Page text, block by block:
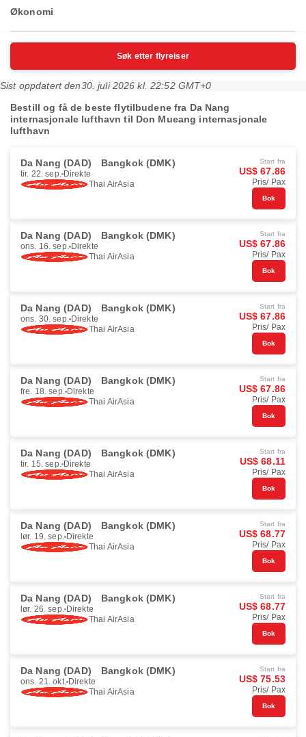
Økonomi
Søk etter flyreiser
Sist oppdatert den30. juli 2026 kl. 22:52 GMT+0
Bestill og få de beste flytilbudene fra Da Nang
internasjonale lufthavn til Don Mueang internasjonale
lufthavn
Da Nang (DAD) Bangkok (DMK)
tir. 22. sep. Direkte
Thai AirAsia
Start fra
US$ 67.86
Pris/ Pax
Bok
Da Nang (DAD) Bangkok (DMK)
ons. 16. sep. Direkte
Thai AirAsia
Start fra
US$ 67.86
Pris/ Pax
Bok
Da Nang (DAD) Bangkok (DMK)
ons. 30. sep. Direkte
Thai AirAsia
Start fra
US$ 67.86
Pris/ Pax
Bok
Da Nang (DAD) Bangkok (DMK)
fre. 18. sep. Direkte
Thai AirAsia
Start fra
US$ 67.86
Pris/ Pax
Bok
Da Nang (DAD) Bangkok (DMK)
tir. 15. sep. Direkte
Thai AirAsia
Start fra
US$ 68.11
Pris/ Pax
Bok
Da Nang (DAD) Bangkok (DMK)
lør. 19. sep. Direkte
Thai AirAsia
Start fra
US$ 68.77
Pris/ Pax
Bok
Da Nang (DAD) Bangkok (DMK)
lør. 26. sep. Direkte
Thai AirAsia
Start fra
US$ 68.77
Pris/ Pax
Bok
Da Nang (DAD) Bangkok (DMK)
ons. 21. okt. Direkte
Thai AirAsia
Start fra
US$ 75.53
Pris/ Pax
Bok